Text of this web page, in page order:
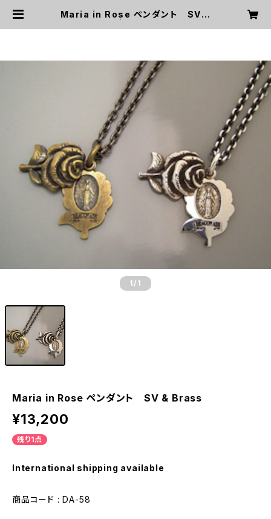
Maria in Rose ペンダント SV &
1 /1
Maria in Rose ペンダント SV & Brass
¥13,200
残り1点
International shipping available
商品コード : DA-58